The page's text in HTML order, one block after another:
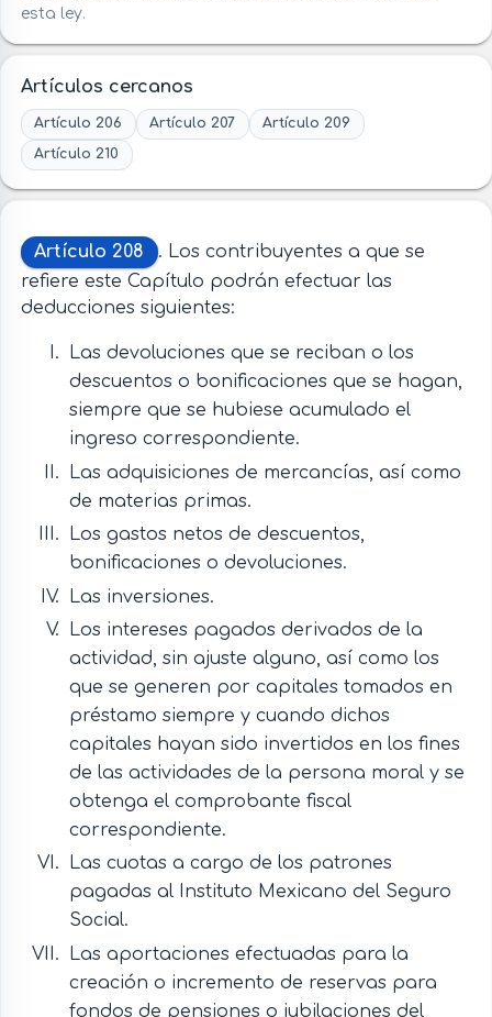
esta ley.
Artículos cercanos
Artículo 206 Artículo 207
Artículo 209
Artículo 210
Artículo 208
. Los contribuyentes a que se
refiere este Capítulo podrán efectuar las
deducciones siguientes:
Las devoluciones que se reciban o los
descuentos o bonificaciones que se hagan,
siempre que se hubiese acumulado el
ingreso correspondiente.
Las adquisiciones de mercancías, así como
de materias primas.
Los gastos netos de descuentos,
bonificaciones o devoluciones.
Las inversiones.
Los intereses pagados derivados de la
actividad, sin ajuste alguno, así como los
que se generen por capitales tomados en
préstamo siempre y cuando dichos
capitales hayan sido invertidos en los fines
de las actividades de la persona moral y se
obtenga el comprobante fiscal
correspondiente.
Las cuotas a cargo de los patrones
pagadas al Instituto Mexicano del Seguro
Social.
Las aportaciones efectuadas para la
creación o incremento de reservas para
fondos de pensiones o jubilaciones del